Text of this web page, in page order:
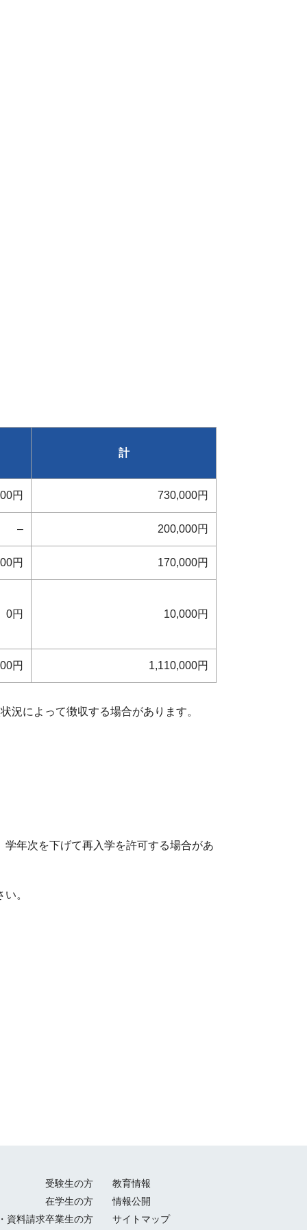
計
円 730,000円
– 200,000円
円 170,000円
0円 10,000円
円 1,110,000円
況によって徴収する場合があります。
年次を下げて再入学を許可する場合があ
。
資料請求
受験生の方
在学生の方
卒業生の方
教育情報
情報公開
サイトマップ